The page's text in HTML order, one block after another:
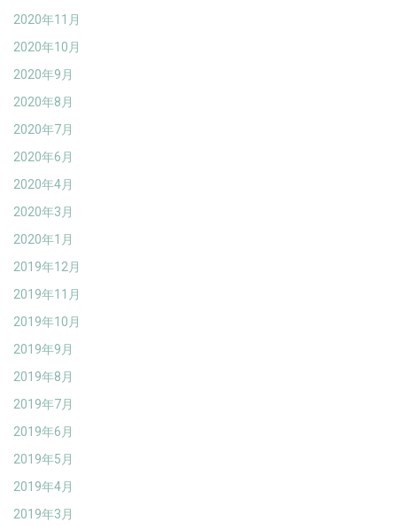
2020年11月
2020年10月
2020年9月
2020年8月
2020年7月
2020年6月
2020年4月
2020年3月
2020年1月
2019年12月
2019年11月
2019年10月
2019年9月
2019年8月
2019年7月
2019年6月
2019年5月
2019年4月
2019年3月